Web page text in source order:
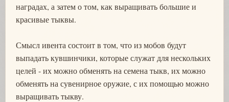
наградах, а затем о том, как выращивать большие и
красивые тыквы.
Смысл ивента состоит в том, что из мобов будут
выпадать кувшинчики, которые служат для нескольких
целей - их можно обменять на семена тыкв, их можно
обменять на сувенирное оружие, с их помощью можно
выращивать тыкву.